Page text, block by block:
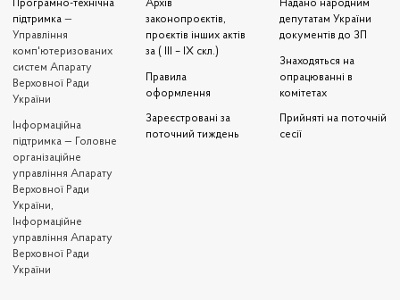
Програмно-технічна
підтримка —
Управління
комп'ютеризованих
систем Апарату
Верховної Ради
України
Iнформаційна
підтримка — Головне
організаційне
управління Апарату
Верховної Ради
України,
Інформаційне
управління Апарату
Верховної Ради
України
Архів
законопроєктів,
проєктів інших актів
за ( III – IX скл.)
Правила
оформлення
Зареєстровані за
поточний тиждень
Надано народним
депутатам України
документів до ЗП
Знаходяться на
опрацюванні в
комітетах
Прийняті на поточній
сесії